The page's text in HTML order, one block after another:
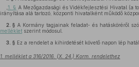
1. § A Mezőgazdasági és Vidékfejlesztési Hivatal (a
irányítása alá tartozó, központi hivatalként működő
2. § A Kormány tagjainak feladat- és hatásköréről
mellékletszerint módosul.
3. § Ez a rendelet a kihirdetését követő napon lép
1. melléklet a 316/2016. (X. 24.) Korm. rendelethez